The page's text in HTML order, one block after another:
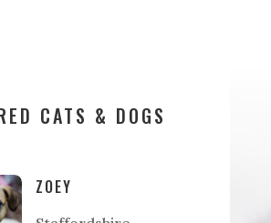
CATS & DOGS
ZOEY